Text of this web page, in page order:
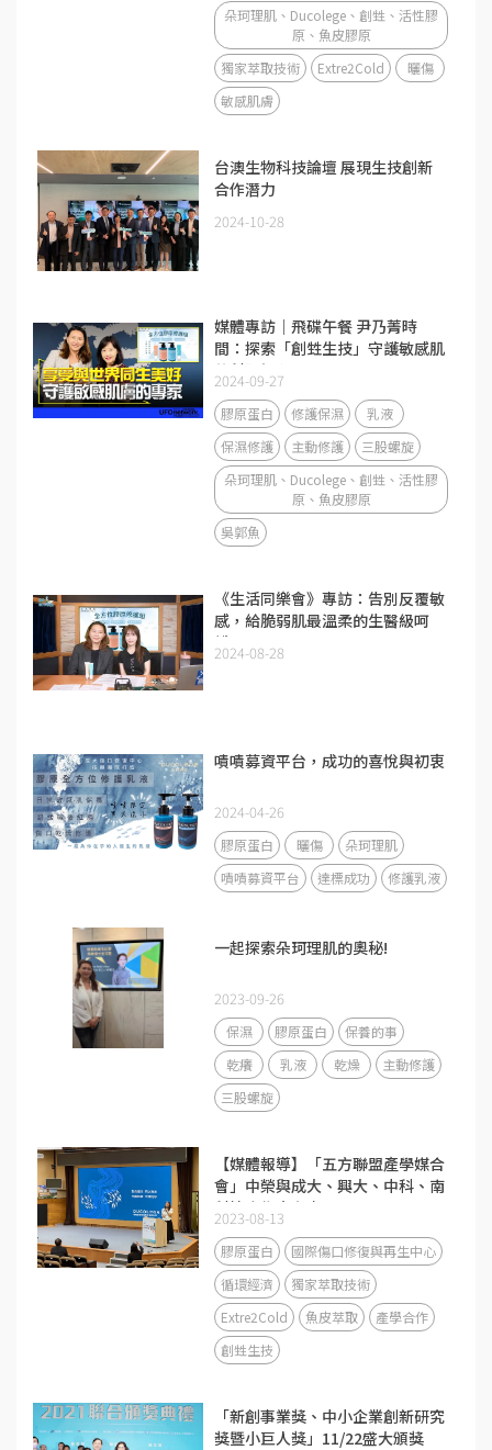
朵珂理肌、Ducolege、創甡、活性膠
原、魚皮膠原
獨家萃取技術
Extre2Cold
曬傷
敏感肌膚
台澳生物科技論壇 展現生技創新
合作潛力
2024-10-28
媒體專訪｜飛碟午餐 尹乃菁時
間：探索「創甡生技」守護敏感肌
的科研初心
2024-09-27
膠原蛋白 修護保濕
乳液
保濕修護
主動修護
三股螺旋
朵珂理肌、Ducolege、創甡、活性膠
原、魚皮膠原
吳郭魚
《生活同樂會》專訪：告別反覆敏
感，給脆弱肌最溫柔的生醫級呵
護。
2024-08-28
嘖嘖募資平台，成功的喜悅與初衷
2024-04-26
膠原蛋白 曬傷
朵珂理肌
嘖嘖募資平台
達標成功 修護乳液
一起探索朵珂理肌的奧秘!
2023-09-26
保濕 膠原蛋白
保養的事
乾癢
乳液 乾燥
主動修護
三股螺旋
【媒體報導】「五方聯盟產學媒合
會」中榮與成大、興大、中科、南
科簽合作意向書
2023-08-13
膠原蛋白
國際傷口修復與再生中心
循環經濟
獨家萃取技術
Extre2Cold
魚皮萃取
產學合作
創甡生技
「新創事業獎、中小企業創新研究
獎暨小巨人獎」11/22盛大頒獎